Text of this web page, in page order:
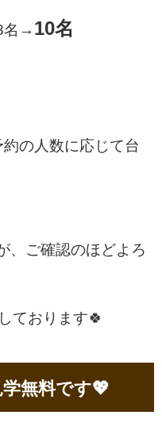
名→ 10名
の人数に応じて台
、ご確認のほどよろ
ております🍀
無料です💖